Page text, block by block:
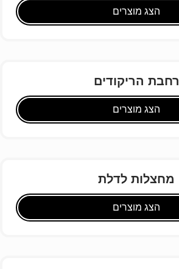
הצג מוצרים
רחבת הריקודים
הצג מוצרים
מחצלות לדלת
הצג מוצרים